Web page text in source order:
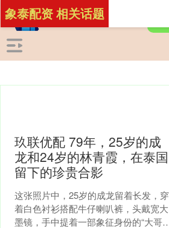
象泰配资 相关话题
玖联优配 79年，25岁的成
龙和24岁的林青霞，在泰国
留下的珍贵合影
这张照片中，25岁的成龙留着长发，穿
着白色衬衫搭配牛仔喇叭裤，头戴宽大
墨镜，手中提着一部象征身份的“大哥